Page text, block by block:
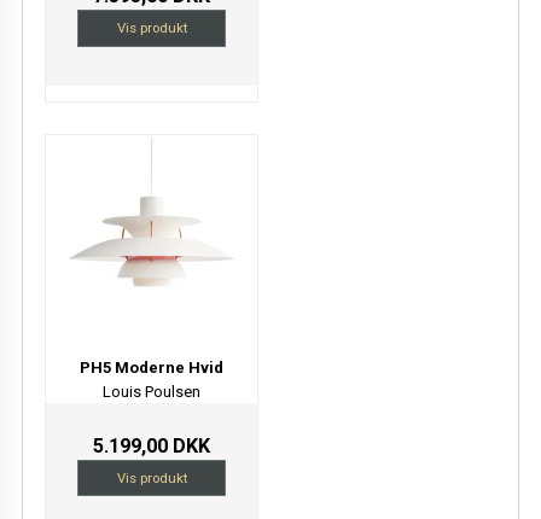
Vis produkt
PH5 Moderne Hvid
Louis Poulsen
5.199,00 DKK
Vis produkt